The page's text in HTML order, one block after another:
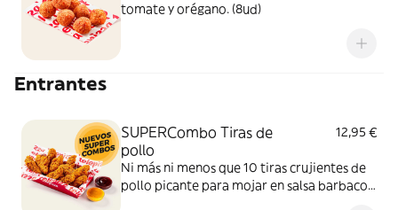
tomate y orégano. (8ud)
Entrantes
SUPERCombo Tiras de
pollo
12,95 €
Ni más ni menos que 10 tiras crujientes de
pollo picante para mojar en salsa barbacoa